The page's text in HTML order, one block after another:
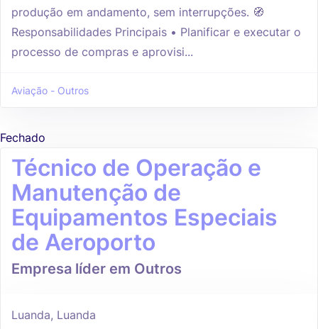
produção em andamento, sem interrupções. 🧭
Responsabilidades Principais • Planificar e executar o
processo de compras e aprovisi...
Aviação - Outros
Fechado
Técnico de Operação e
Manutenção de
Equipamentos Especiais
de Aeroporto
Empresa líder em Outros
Luanda, Luanda